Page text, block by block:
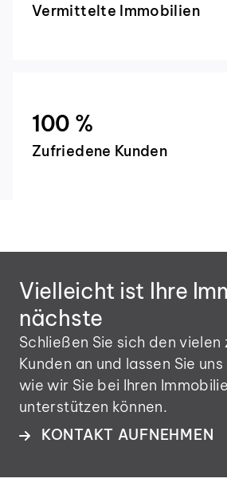
Vermittelte Immobilien
100 %
Zufriedene Kunden
Vielleicht ist Ihre
nächste
Schließen Sie sich den vielen
Kunden an und lassen Sie
wie wir Sie bei Ihren
unterstützen können.
KONTAKT AUFNEHMEN